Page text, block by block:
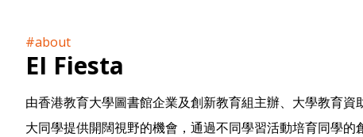
#about
EI Fiesta
由香港教育大學圖書館企業及創新教育組主辦、大學教育
大同學提供開闊視野的機會，通過不同學習活動培育同學的